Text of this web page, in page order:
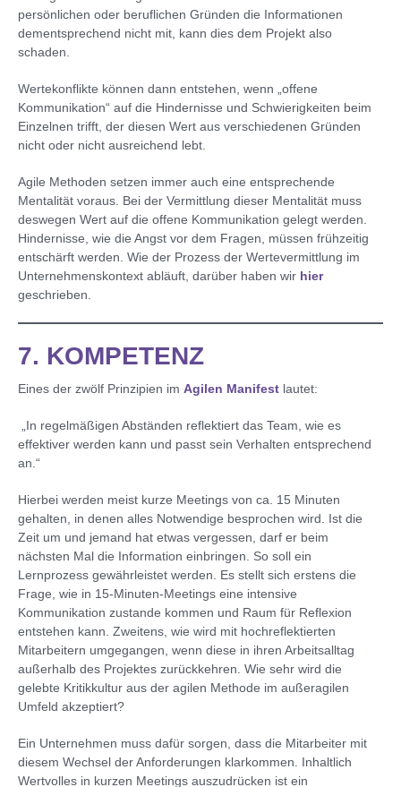
persönlichen oder beruflichen Gründen die Informationen
dementsprechend nicht mit, kann dies dem Projekt also
schaden.
Wertekonflikte können dann entstehen, wenn „offene
Kommunikation“ auf die Hindernisse und Schwierigkeiten beim
Einzelnen trifft, der diesen Wert aus verschiedenen Gründen
nicht oder nicht ausreichend lebt.
Agile Methoden setzen immer auch eine entsprechende
Mentalität voraus. Bei der Vermittlung dieser Mentalität muss
deswegen Wert auf die offene Kommunikation gelegt werden.
Hindernisse, wie die Angst vor dem Fragen, müssen frühzeitig
entschärft werden. Wie der Prozess der Wertevermittlung im
Unternehmenskontext abläuft, darüber haben wir hier
geschrieben.
7. KOMPETENZ
Eines der zwölf Prinzipien im Agilen Manifest lautet:
„In regelmäßigen Abständen reflektiert das Team, wie es
effektiver werden kann und passt sein Verhalten entsprechend
an.“
Hierbei werden meist kurze Meetings von ca. 15 Minuten
gehalten, in denen alles Notwendige besprochen wird. Ist die
Zeit um und jemand hat etwas vergessen, darf er beim
nächsten Mal die Information einbringen. So soll ein
Lernprozess gewährleistet werden. Es stellt sich erstens die
Frage, wie in 15-Minuten-Meetings eine intensive
Kommunikation zustande kommen und Raum für Reflexion
entstehen kann. Zweitens, wie wird mit hochreflektierten
Mitarbeitern umgegangen, wenn diese in ihren Arbeitsalltag
außerhalb des Projektes zurückkehren. Wie sehr wird die
gelebte Kritikkultur aus der agilen Methode im außeragilen
Umfeld akzeptiert?
Ein Unternehmen muss dafür sorgen, dass die Mitarbeiter mit
diesem Wechsel der Anforderungen klarkommen. Inhaltlich
Wertvolles in kurzen Meetings auszudrücken ist ein